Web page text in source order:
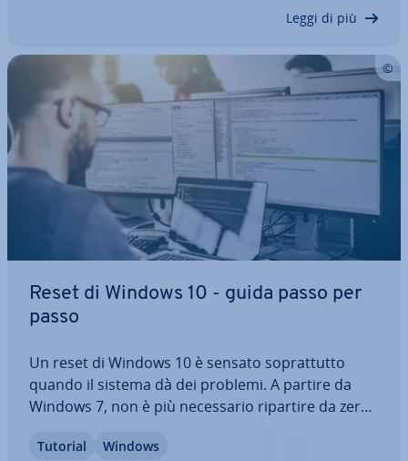
Leggi di più
Reset di Windows 10 - guida passo per
passo
Un reset di Windows 10 è sensato so­prat­tut­to
quando il sistema dà dei problemi. A partire da
Windows 7, non è più ne­ces­sa­rio ripartire da zero,
anche dopo aver ri­pri­sti­na­to le im­po­sta­zio­ni di
Tutorial Windows